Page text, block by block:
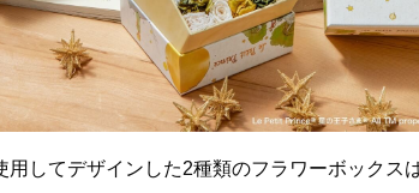
用してデザインした2種類のフラワーボックス